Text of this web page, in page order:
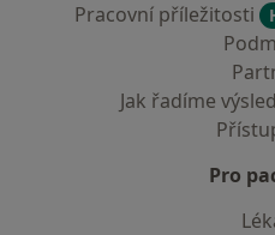
Pracovní příležitosti
Jak řadíme
Pro